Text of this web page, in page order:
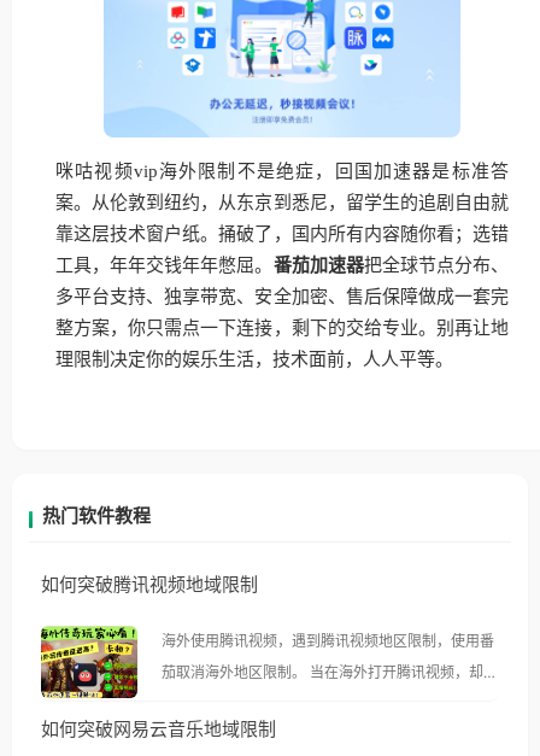
咪咕视频vip海外限制不是绝症，回国加速器是标准答
案。从伦敦到纽约，从东京到悉尼，留学生的追剧自由就
靠这层技术窗户纸。捅破了，国内所有内容随你看；选错
工具，年年交钱年年憋屈。 番茄加速器把全球节点分布、
多平台支持、独享带宽、安全加密、售后保障做成一套完
整方案，你只需点一下连接，剩下的交给专业。别再让地
理限制决定你的娱乐生活，技术面前，人人平等。
热门软件教程
如何突破腾讯视频地域限制
海外使用腾讯视频，遇到腾讯视频地区限制，使用番
茄取消海外地区限制。 当在海外打开腾讯视频，却突
示语。 海外用户如香港、澳门、台湾、美国、加拿
如何突破网易云音乐地域限制